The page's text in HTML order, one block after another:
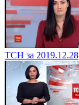
ТСН за 2019.12.28